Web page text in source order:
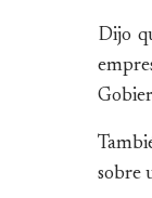
Dijo
sobre